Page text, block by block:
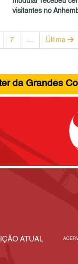
visitantes no
7 Última
da Grandes
ATUAL